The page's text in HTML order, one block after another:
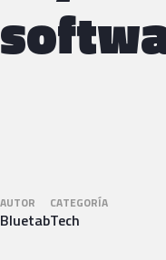
AUTOR
Bluetab
CATEGORÍA
Tech